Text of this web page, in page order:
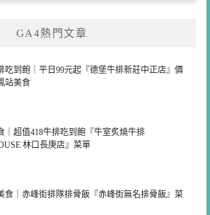
GA4熱門文章
吃到飽｜平日99元起『德堡牛排新莊中正店』價
站美食
｜超值418牛排吃到飽『牛室炙燒牛排
林口長庚店』菜單
食｜赤峰街排隊排骨飯『赤峰街無名排骨飯』菜